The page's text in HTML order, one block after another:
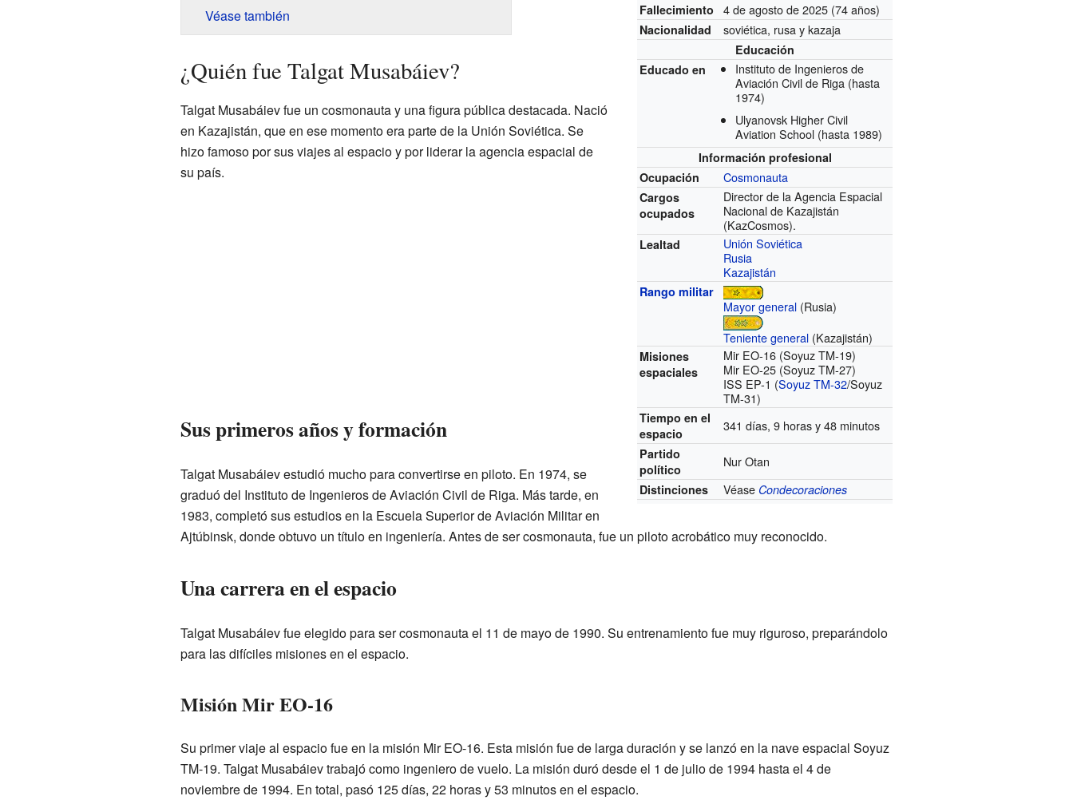
Fallecimiento 4 de agosto de 2025 (74 años)
Nacionalidad soviética, rusa y kazaja
Educación
Educado en
Instituto de Ingenieros de
Aviación Civil de Riga (hasta
1974)
Ulyanovsk Higher Civil
Aviation School (hasta 1989)
Información profesional
Ocupación
Cosmonauta
Cargos
ocupados
Director de la Agencia Espacial
Nacional de Kazajistán
(KazCosmos).
Lealtad
Unión Soviética
Rusia
Kazajistán
Rango militar
Mayor general (Rusia)
Teniente general (Kazajistán)
Misiones
espaciales
Mir EO-16 (Soyuz TM-19)
Mir EO-25 (Soyuz TM-27)
ISS EP-1 (Soyuz TM-32/Soyuz
TM-31)
Tiempo en el
espacio
341 días, 9 horas y 48 minutos
Partido
político
Nur Otan
Distinciones Véase Condecoraciones
Véase también
¿Quién fue Talgat Musabáiev?
Talgat Musabáiev fue un cosmonauta y una figura pública destacada. Nació
en Kazajistán, que en ese momento era parte de la Unión Soviética. Se
hizo famoso por sus viajes al espacio y por liderar la agencia espacial de
su país.
Sus primeros años y formación
Talgat Musabáiev estudió mucho para convertirse en piloto. En 1974, se
graduó del Instituto de Ingenieros de Aviación Civil de Riga. Más tarde, en
1983, completó sus estudios en la Escuela Superior de Aviación Militar en
Ajtúbinsk, donde obtuvo un título en ingeniería. Antes de ser cosmonauta, fue un piloto acrobático muy reconocido.
Una carrera en el espacio
Talgat Musabáiev fue elegido para ser cosmonauta el 11 de mayo de 1990. Su entrenamiento fue muy riguroso, preparándolo
para las difíciles misiones en el espacio.
Misión Mir EO-16
Su primer viaje al espacio fue en la misión Mir EO-16. Esta misión fue de larga duración y se lanzó en la nave espacial Soyuz
TM-19. Talgat Musabáiev trabajó como ingeniero de vuelo. La misión duró desde el 1 de julio de 1994 hasta el 4 de
noviembre de 1994. En total, pasó 125 días, 22 horas y 53 minutos en el espacio.